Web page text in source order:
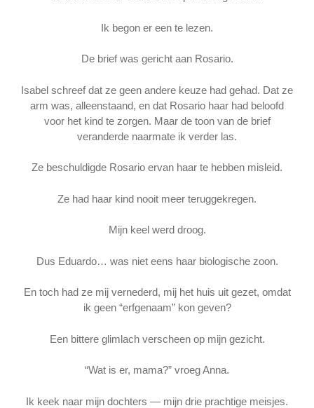
Ik begon er een te lezen.
De brief was gericht aan Rosario.
Isabel schreef dat ze geen andere keuze had gehad. Dat ze
arm was, alleenstaand, en dat Rosario haar had beloofd
voor het kind te zorgen. Maar de toon van de brief
veranderde naarmate ik verder las.
Ze beschuldigde Rosario ervan haar te hebben misleid.
Ze had haar kind nooit meer teruggekregen.
Mijn keel werd droog.
Dus Eduardo… was niet eens haar biologische zoon.
En toch had ze mij vernederd, mij het huis uit gezet, omdat
ik geen “erfgenaam” kon geven?
Een bittere glimlach verscheen op mijn gezicht.
“Wat is er, mama?” vroeg Anna.
Ik keek naar mijn dochters — mijn drie prachtige meisjes.